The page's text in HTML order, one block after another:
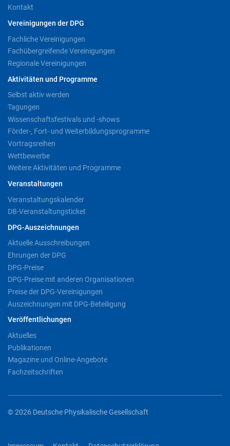
Kontakt
Vereinigungen der DPG
Fachliche Vereinigungen
Fachübergreifende Vereinigungen
Regionale Vereinigungen
Aktivitäten und Programme
Selbst aktiv werden
Tagungen
Wissenschaftsfestivals und -shows
Förder-, Fort- und Weiterbildungsprogramme
Vortragsreihen
Wettbewerbe
Weitere Aktivitäten und Programme
Veranstaltungen
Veranstaltungskalender
DB-Veranstaltungsticket
DPG-Auszeichnungen
Aktuelle Ausschreibungen
Ehrungen der DPG
DPG-Preise
DPG-Preise mit anderen Organisationen
Preise der DPG-Vereinigungen
Auszeichnungen mit DPG-Beteiligung
Veröffentlichungen
Aktuelles
Publikationen
Magazine und Online-Angebote
Fachzeitschriften
© 2026 Deutsche Physikalische Gesellschaft